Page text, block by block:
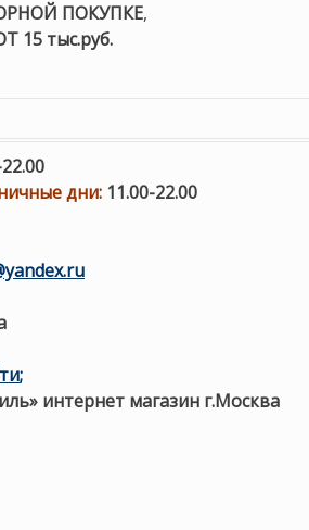
ПОКУПКЕ,
15 тыс.руб.
дни: 11.00-22.00
;
интернет магазин г.Москва